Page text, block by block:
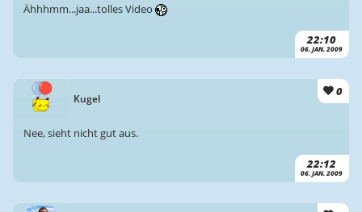
22:10
06. JAN. 2009
Ähhhmm...jaa...tolles Video
Kugel
0
22:12
06. JAN. 2009
Nee, sieht nicht gut aus.